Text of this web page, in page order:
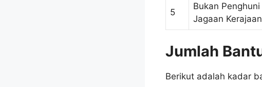
5
Bukan
Jagaan Kerajaan
Jumlah
Berikut adalah kadar